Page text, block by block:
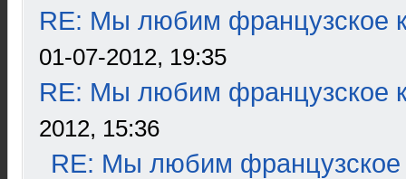
RE: Мы любим французское
01-07-2012, 19:35
RE: Мы любим французское
2012, 15:36
RE: Мы любим французское